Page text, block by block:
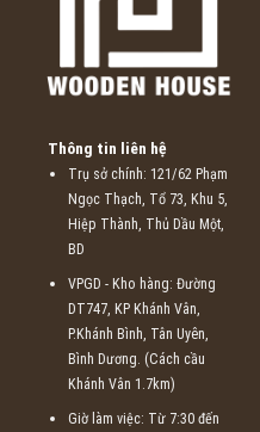
Thông tin liên hệ
Trụ sở chính: 121/62 Phạm
Ngọc Thạch, Tổ 73, Khu 5,
Hiệp Thành, Thủ Dầu Một,
BD
VPGD - Kho hàng: Đường
DT747, KP Khánh Vân,
P.Khánh Bình, Tân Uyên,
Bình Dương. (Cách cầu
Khánh Vân 1.7km)
Giờ làm việc: Từ 7:30 đến